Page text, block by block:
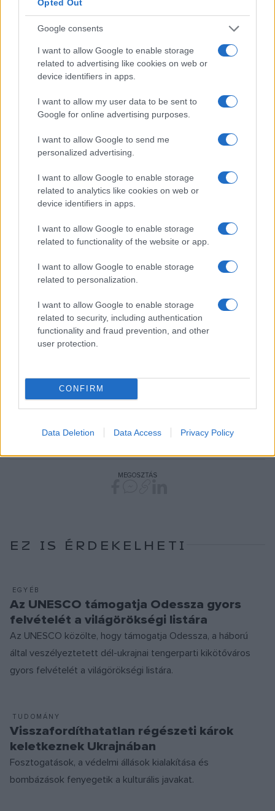
Opted Out
Google consents
I want to allow Google to enable storage
related to advertising like cookies on web or
device identifiers in apps.
I want to allow my user data to be sent to
Google for online advertising purposes.
I want to allow Google to send me
personalized advertising.
I want to allow Google to enable storage
related to analytics like cookies on web or
device identifiers in apps.
I want to allow Google to enable storage
related to functionality of the website or app.
I want to allow Google to enable storage
related to personalization.
I want to allow Google to enable storage
related to security, including authentication
functionality and fraud prevention, and other
user protection.
CONFIRM
Data Deletion Data Access Privacy Policy
olyan kisebbségekre, szubkultúrákra is, amelyek
identitástudatának erősítése segíthet kulturális gyökereik
megőrzésében, továbbadásában. Az adaptálást rövidfilmek
és a projekt eredményeit összegző online kiadvány segíti. A
Részletes információ a mintaprojektekről
a MOKK honlapján
érhető el.
HAGYOMÁNY HAGYOMÁNYŐRZÉS HERMAN OTTÓ MÚZEUM HÍREK
MENEKÜLTEK
NÉPHAGYOMÁNY
SZABOLCS-SZATMÁR-BEREG VÁRMEGYE
SZÉKESFEHÉRVÁRI EGYHÁZMEGYEI MÚZEUM
SZELLEMI KULTURÁLIS ÖRÖKSÉG IGAZGATÓSÁGA
MEGOSZTÁS
EZ IS ÉRDEKELHETI
EGYÉB
Az UNESCO támogatja Odessza gyors
felvételét a világörökségi listára
Az UNESCO közölte, hogy támogatja Odessza, a háború
által veszélyeztetett dél-ukrajnai tengerparti kikötőváros
gyors felvételét a világörökségi listára.
TUDOMÁNY
Visszafordíthatatlan régészeti károk
keletkeznek Ukrajnában
Fosztogatások, a védelmi állások kialakítása és
bombázások fenyegetik a kulturális javakat.